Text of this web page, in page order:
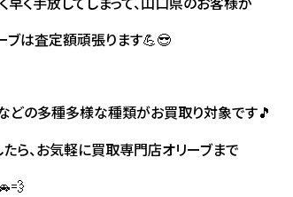
ブは査定額頑張ります💪😎
どの多種多様な種類がお買取り対象です🎵
ら、お気軽に買取専門店オリーブまで